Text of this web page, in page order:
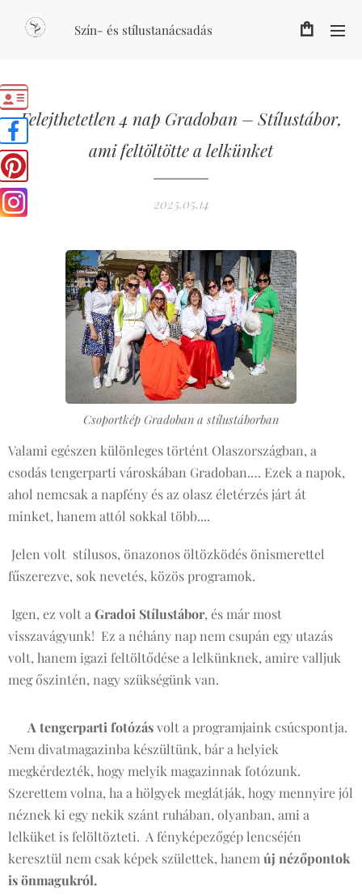
Szín- és stílustanácsadás
Felejthetetlen 4 nap Gradoban – Stílustábor,
ami feltöltötte a lelkünket
2025.05.14
Csoportkép Gradoban a stílustáborban
Valami egészen különleges történt Olaszországban, a
csodás tengerparti városkában Gradoban.… Ezek a napok,
ahol nemcsak a napfény és az olasz életérzés járt át
minket, hanem attól sokkal több....
Jelen volt stílusos, önazonos öltözködés önismerettel
fűszerezve, sok nevetés, közös programok.
Igen, ez volt aGradoi Stílustábor, és már most
visszavágyunk! Ez a néhány nap nem csupán egy utazás
volt, hanem igazi feltöltődése a lelkünknek, amire valljuk
meg őszintén, nagy szükségünk van.
A tengerparti fotózásvolt a programjaink csúcspontja.
Nem divatmagazinba készültünk, bár a helyiek
megkérdezték, hogy melyik magazinnak fotózunk.
Szerettem volna, ha a hölgyek meglátják, hogy mennyire jól
néznek ki egy nekik szánt ruhában, olyanban, ami a
lelküket is felöltözteti. A fényképezőgép lencséjén
keresztül nem csak képek születtek, hanemúj nézőpontok
is önmagukról.